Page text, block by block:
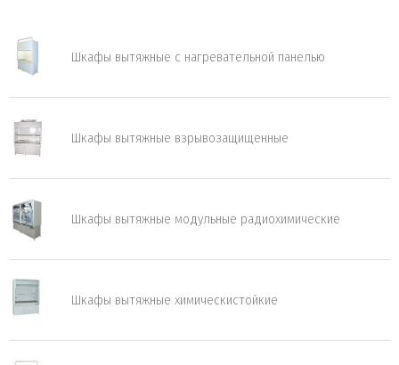
Шкафы вытяжные с нагревательной панелью
Шкафы вытяжные взрывозащищенные
Шкафы вытяжные модульные радиохимические
Шкафы вытяжные химическистойкие